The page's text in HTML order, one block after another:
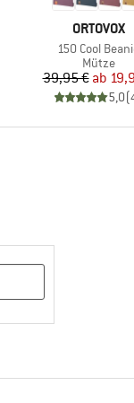
MARKE
ORTOVOX
Artikel
150 Cool
Mütze
Preis
39,95 € ab
5,0(